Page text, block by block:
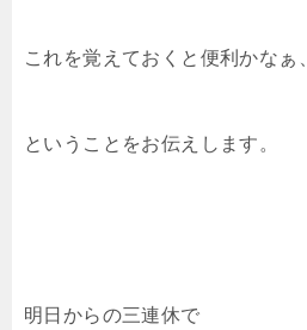
これを覚えておくと便利かなぁ、
ということをお伝えします。
明日からの三連休で